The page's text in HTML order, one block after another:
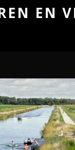
EN